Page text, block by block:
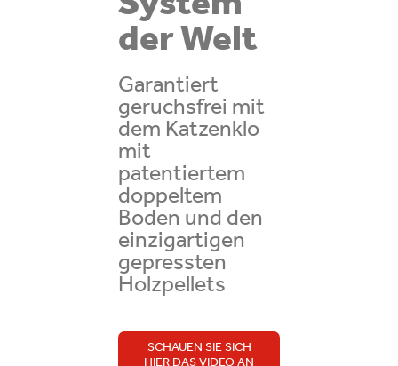
Kontakt
der Welt
Garantiert
geruchsfrei mit
dem Katzenklo
mit
patentiertem
doppeltem
Boden und den
einzigartigen
gepressten
Holzpellets
SCHAUEN SIE SICH
HIER DAS VIDEO AN